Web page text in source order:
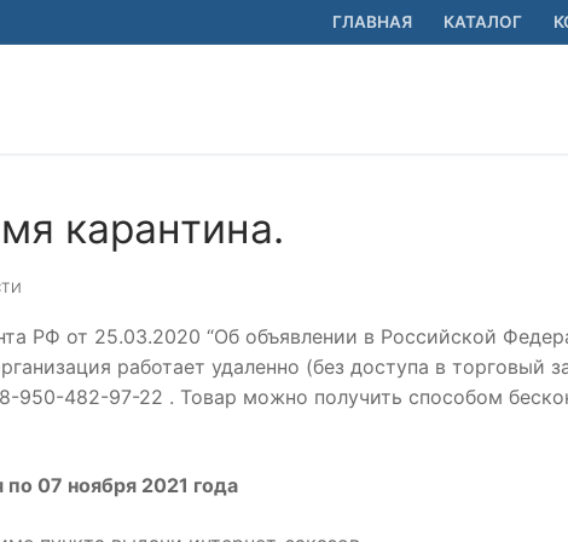
ГЛАВНАЯ КАТАЛОГ
карантина.
РФ от 25.03.2020 “Об объявлении в Российской
работает удаленно (без доступа в торговый
950-482-97-22 . Товар можно получить способом
07 ноября 2021 года